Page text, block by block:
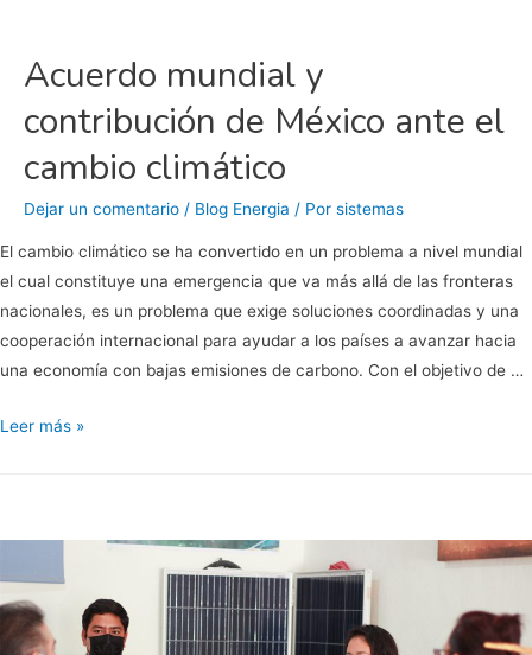
Acuerdo mundial y
contribución de México ante el
cambio climático
Dejar un comentario / Blog Energia / Por sistemas
El cambio climático se ha convertido en un problema a nivel mundial
el cual constituye una emergencia que va más allá de las fronteras
nacionales, es un problema que exige soluciones coordinadas y una
cooperación internacional para ayudar a los países a avanzar hacia
una economía con bajas emisiones de carbono. Con el objetivo de …
Acuerdo
de
ante
Leer más »